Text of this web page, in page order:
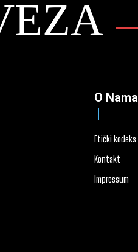
O Nama
Etički kodeks
Kontakt
Impressum